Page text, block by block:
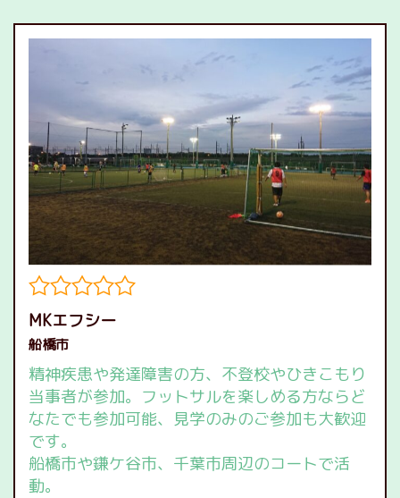
MKエフシー
船橋市
精神疾患や発達障害の方、不登校やひきこもり
当事者が参加。フットサルを楽しめる方ならど
なたでも参加可能、見学のみのご参加も大歓迎
です。
船橋市や鎌ケ谷市、千葉市周辺のコートで活
動。